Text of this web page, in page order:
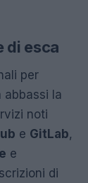
di esca
per
abbassi la
noti
e GitLab,
e
di